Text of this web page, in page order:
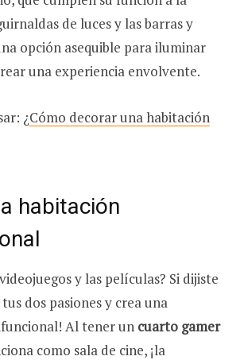
de luces y las barras y
opción asequible para iluminar
una experiencia envolvente.
¿Cómo decorar una habitación
habitación
y las películas? Si dijiste
dos pasiones y crea una
Al tener un cuarto gamer
como sala de cine, ¡la